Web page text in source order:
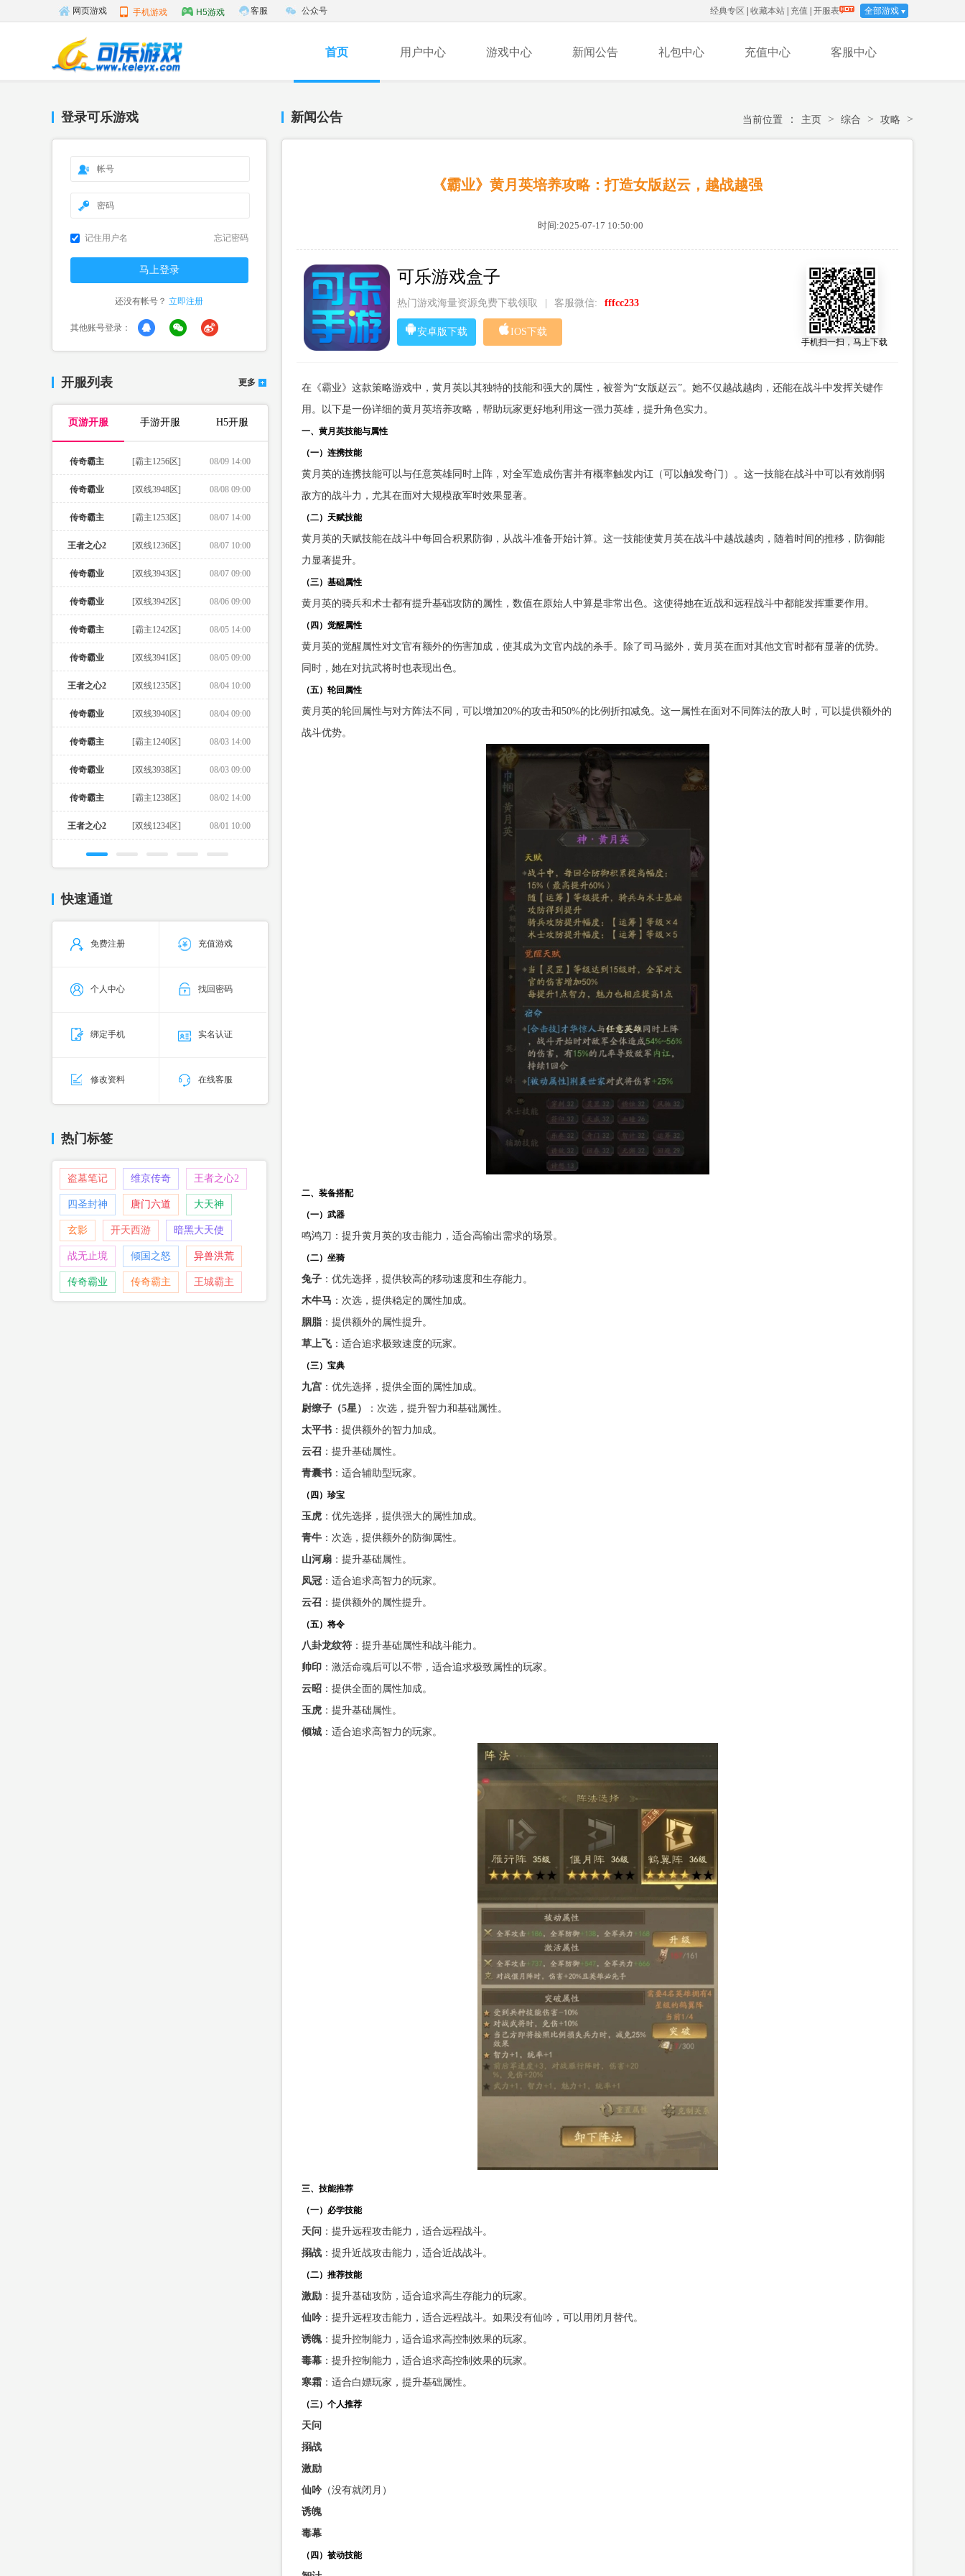
网页游戏 手机游戏 H5游戏 客服 公众号 经典专区 收藏本站 充值 开服表 全部游戏
首页 用户中心 游戏中心 新闻公告 礼包中心 充值中心 客服中心
登录可乐游戏
记住用户名 忘记密码
还没有帐号？ 立即注册
其他账号登录：
开服列表 更多
页游开服 手游开服 H5开服
传奇霸主 [霸主1256区] 08/09 14:00
传奇霸业 [双线3948区] 08/08 09:00
传奇霸主 [霸主1253区] 08/07 14:00
王者之心2 [双线1236区] 08/07 10:00
传奇霸业 [双线3943区] 08/07 09:00
传奇霸业 [双线3942区] 08/06 09:00
传奇霸主 [霸主1242区] 08/05 14:00
传奇霸业 [双线3941区] 08/05 09:00
王者之心2 [双线1235区] 08/04 10:00
传奇霸业 [双线3940区] 08/04 09:00
传奇霸主 [霸主1240区] 08/03 14:00
传奇霸业 [双线3938区] 08/03 09:00
传奇霸主 [霸主1238区] 08/02 14:00
王者之心2 [双线1234区] 08/01 10:00
快速通道
免费注册 充值游戏
个人中心 找回密码
绑定手机 实名认证
修改资料 在线客服
热门标签
盗墓笔记 维京传奇 王者之心2
四圣封神 唐门六道 大天神
玄影 开天西游 暗黑大天使
战无止境 倾国之怒 异兽洪荒
传奇霸业 传奇霸主 王城霸主
新闻公告 当前位置 ： 主页 > 综合 > 攻略 >
《霸业》黄月英培养攻略：打造女版赵云，越战越强
时间:2025-07-17 10:50:00
可乐游戏盒子
热门游戏海量资源免费下载领取 客服微信: fffcc233
安卓版下载 IOS下载
手机扫一扫，马上下载
在《霸业》这款策略游戏中，黄月英以其独特的技能和强大的属性，被誉为“女版赵云”。她不仅越战越肉，还能在战斗中发挥关键作
用。以下是一份详细的黄月英培养攻略，帮助玩家更好地利用这一强力英雄，提升角色实力。
一、黄月英技能与属性
（一）连携技能
黄月英的连携技能可以与任意英雄同时上阵，对全军造成伤害并有概率触发内讧（可以触发奇门）。这一技能在战斗中可以有效削弱
敌方的战斗力，尤其在面对大规模敌军时效果显著。
（二）天赋技能
黄月英的天赋技能在战斗中每回合积累防御，从战斗准备开始计算。这一技能使黄月英在战斗中越战越肉，随着时间的推移，防御能
力显著提升。
（三）基础属性
黄月英的骑兵和术士都有提升基础攻防的属性，数值在原始人中算是非常出色。这使得她在近战和远程战斗中都能发挥重要作用。
（四）觉醒属性
黄月英的觉醒属性对文官有额外的伤害加成，使其成为文官内战的杀手。除了司马懿外，黄月英在面对其他文官时都有显著的优势。
同时，她在对抗武将时也表现出色。
（五）轮回属性
黄月英的轮回属性与对方阵法不同，可以增加20%的攻击和50%的比例折扣减免。这一属性在面对不同阵法的敌人时，可以提供额外的
战斗优势。
二、装备搭配
（一）武器
鸣鸿刀 ：提升黄月英的攻击能力，适合高输出需求的场景。
（二）坐骑
兔子：优先选择，提供较高的移动速度和生存能力。
木牛马 ：次选，提供稳定的属性加成。
胭脂：提供额外的属性提升。
草上飞：适合追求极致速度的玩家。
（三）宝典
九宫：优先选择，提供全面的属性加成。
尉缭子（5星）
：次选，提升智力和基础属性。
太平书：提供额外的智力加成。
云召：提升基础属性。
青囊书：适合辅助型玩家。
（四）珍宝
玉虎：优先选择，提供强大的属性加成。
青牛：次选，提供额外的防御属性。
山河扇：提升基础属性。
凤冠：适合追求高智力的玩家。
云召：提供额外的属性提升。
（五）将令
八卦龙纹符：提升基础属性和战斗能力。
帅印：激活命魂后可以不带，适合追求极致属性的玩家。
云昭：提供全面的属性加成。
玉虎：提升基础属性。
倾城：适合追求高智力的玩家。
三、技能推荐
（一）必学技能
天问 ：提升远程攻击能力，适合远程战斗。
搦战：提升近战攻击能力，适合近战战斗。
（二）推荐技能
激励：提升基础攻防，适合追求高生存能力的玩家。
仙吟：提升远程攻击能力，适合远程战斗。如果没有仙吟，可以用闭月替代。
诱魄：提升控制能力，适合追求高控制效果的玩家。
毒幕：提升控制能力，适合追求高控制效果的玩家。
寒霜：适合白嫖玩家，提升基础属性。
（三）个人推荐
天问
搦战
激励
仙吟（没有就闭月）
诱魄
毒幕
（四）被动技能